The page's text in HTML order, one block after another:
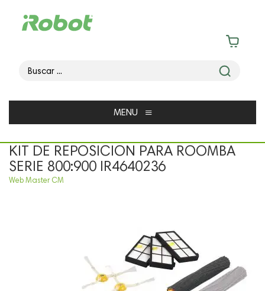
MENU ≡
KIT DE REPOSICION PARA ROOMBA
SERIE 800:900 IR4640236
Web Master CM